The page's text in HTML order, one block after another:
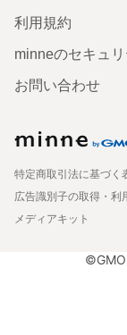
利用規約
minneのセキュリ
お問い合わせ
特定商取引法に基づく
広告識別子の取得・利
メディアキット